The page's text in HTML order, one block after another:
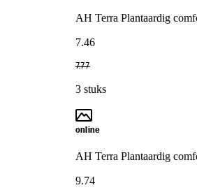
AH Terra Plantaardig
7.46
7.77
3 stuks
online
AH Terra Plantaardig
9.74